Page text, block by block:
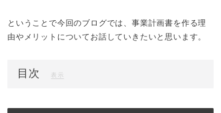
ということで今回のブログでは、事業計画書を作る理
由やメリットについてお話していきたいと思います。
目次 表示